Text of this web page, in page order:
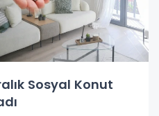
Sosyal Konut